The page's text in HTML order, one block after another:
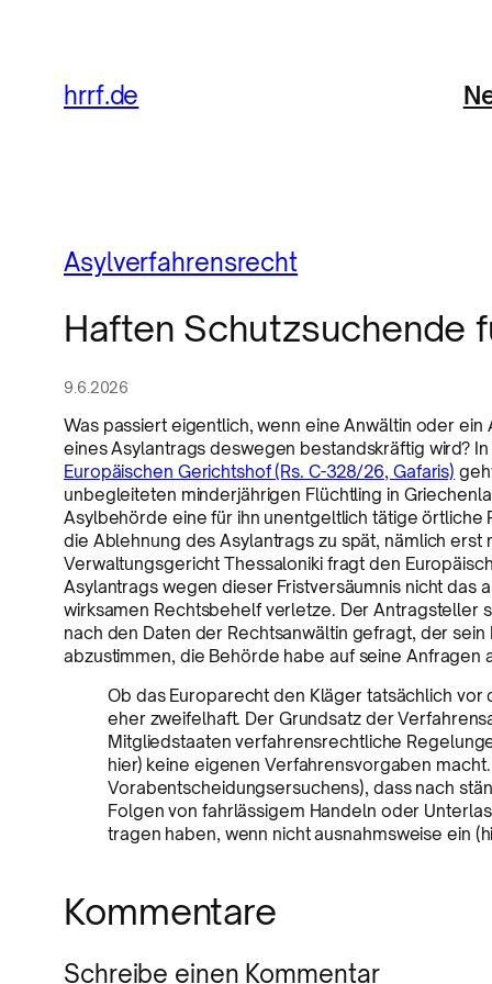
hrrf.de
Asylverfahrensrecht
Haften Schutzsuchende
9.6.2026
Was passiert eigentlich, wenn eine Anwältin oder
eines Asylantrags deswegen bestandskräftig wird?
Europäischen Gerichtshof (Rs. C-328/26, Gafaris)
unbegleiteten minderjährigen Flüchtling in
Asylbehörde eine für ihn unentgeltlich tätige
die Ablehnung des Asylantrags zu spät, nämlich
Verwaltungsgericht Thessaloniki fragt den
Asylantrags wegen dieser Fristversäumnis nicht das
wirksamen Rechtsbehelf verletze. Der
nach den Daten der Rechtsanwältin gefragt, der
abzustimmen, die Behörde habe auf seine Anfragen
Ob das Europarecht den Kläger tatsächlich
eher zweifelhaft. Der Grundsatz der
Mitgliedstaaten verfahrensrechtliche
hier) keine eigenen Verfahrensvorgaben
Vorabentscheidungsersuchens), dass nach
Folgen von fahrlässigem Handeln oder
tragen haben, wenn nicht ausnahmsweise ein
Kommentare
Schreibe einen Kommentar